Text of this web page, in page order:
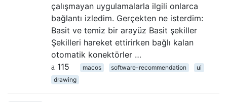
çalışmayan uygulamalarla ilgili onlarca
bağlantı izledim. Gerçekten ne isterdim:
Basit ve temiz bir arayüz Basit şekiller
Şekilleri hareket ettirirken bağlı kalan
otomatik konektörler …
115
macos software-recommendation
ui
drawing